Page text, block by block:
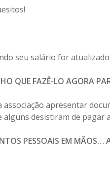
seu salário for atualizado!
QUE FAZÊ-LO AGORA
apresentar
desistiram de pagar
PESSOAIS EM MÃOS…